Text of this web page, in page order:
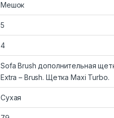
Мешок
5
4
Sofa Brush дополнительная
Extra – Brush. Щетка Maxi Turbo.
Сухая